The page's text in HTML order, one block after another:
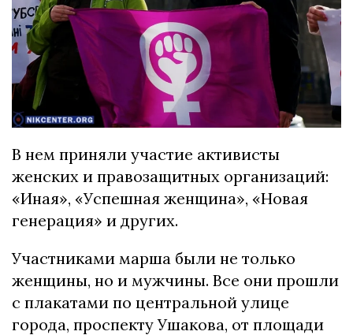
В нем приняли участие активисты
женских и правозащитных организаций:
«Иная», «Успешная женщина», «Новая
генерация» и других.
Участниками марша были не только
женщины, но и мужчины. Все они прошли
с плакатами по центральной улице
города, проспекту Ушакова, от площади